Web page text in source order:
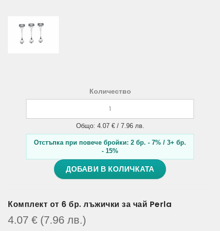
Количество
Общо: 4.07 € / 7.96 лв.
Отстъпка при повече бройки: 2 бр. - 7% / 3+ бр.
- 15%
ДОБАВИ В КОЛИЧКАТА
Комплект от 6 бр. лъжички за чай Perla
4.07 € (7.96 лв.)